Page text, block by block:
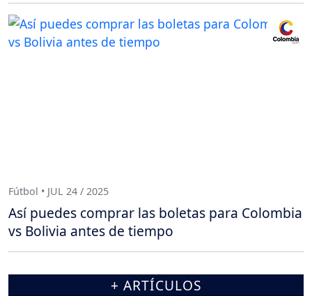
Fútbol • JUL 24 / 2025
Así puedes comprar las boletas para Colombia
vs Bolivia antes de tiempo
+ ARTÍCULOS